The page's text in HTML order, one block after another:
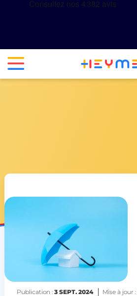
Publication : 3 SEPT. 2024 Mise à jour :